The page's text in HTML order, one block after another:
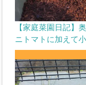
【家庭菜園日記】
ニトマトに加えて